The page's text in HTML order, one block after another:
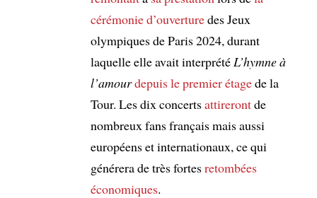
cérémonie d’ouverturedes Jeux
olympiques de Paris 2024, durant
laquelle elle avait interprété L’hymne à
l’amourdepuis le premier étagede la
Tour. Les dix concertsattirerontde
nombreux fans français mais aussi
européens et internationaux, ce qui
générera de très fortesretombées
économiques.